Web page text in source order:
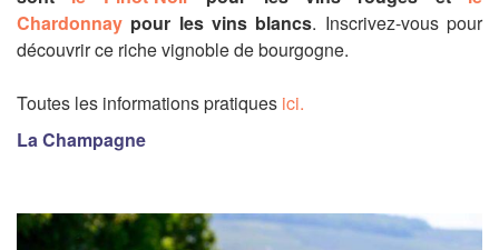
Chardonnay pour les vins blancs. Inscrivez-vous pour
découvrir ce riche vignoble de bourgogne.
Toutes les informations pratiques ici.
La Champagne